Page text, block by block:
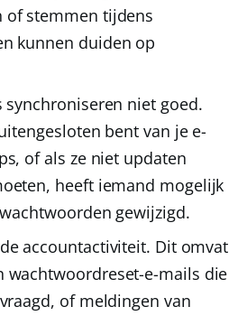
of stemmen tijdens
kunnen duiden op
synchroniseren niet goed.
bent van je e-
of als ze niet updaten
heeft iemand mogelijk
gewijzigd.
accountactiviteit. Dit omvat
wachtwoordreset-e-mails die
of meldingen van